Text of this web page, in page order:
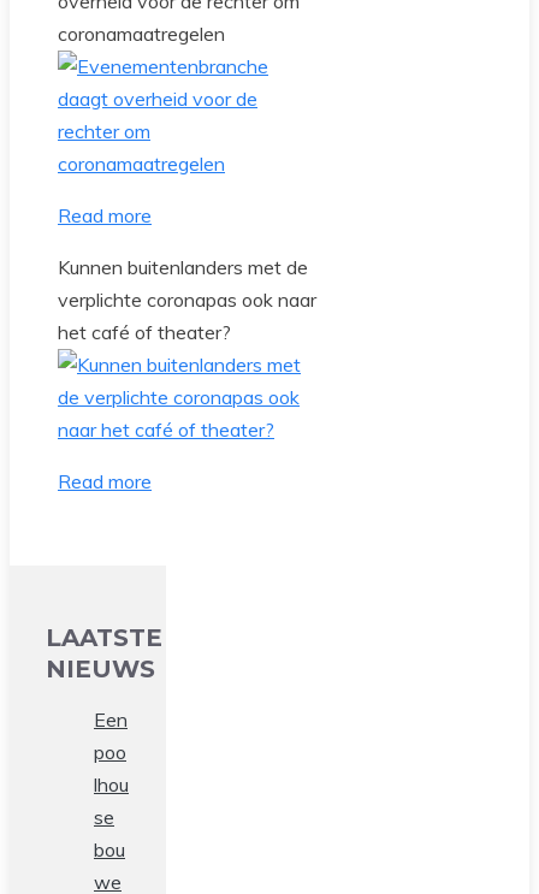
coronamaatregelen
Read more
Kunnen buitenlanders met de
verplichte coronapas ook naar
het café of theater?
Read more
LAATSTE
NIEUWS
Een
poo
lhou
se
bou
we